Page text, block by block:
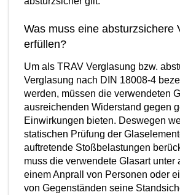
Was muss eine absturzsichere
erfüllen?
Um als TRAV Verglasung bzw.
Verglasung nach DIN 18008-4
werden, müssen die verwendeten
ausreichenden Widerstand gegen
Einwirkungen bieten. Deswegen
statischen Prüfung der
auftretende Stoßbelastungen
muss die verwendete Glasart unter
einem Anprall von Personen oder
von Gegenständen seine